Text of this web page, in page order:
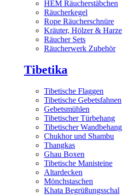
HEM Räucherstäbchen
Räucherkegel
Rope Räucherschnüre
Kräuter, Hölzer & Harze
Räucher Sets
Räucherwerk Zubehör
Tibetika
Tibetische Flaggen
Tibetische Gebetsfahnen
Gebetsmühlen
Tibetischer Türbehang
Tibetischer Wandbehang
Chukhor und Shambu
Thangkas
Ghau Boxen
Tibetische Manisteine
Altardecken
Mönchstaschen
Khata Begrüßungsschal